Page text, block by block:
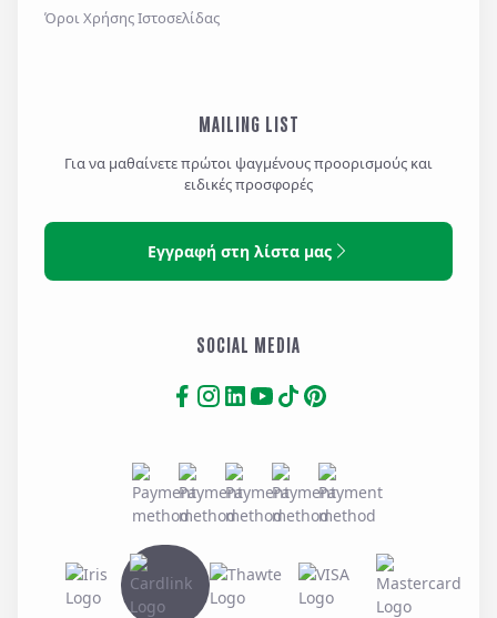
Όροι Χρήσης Ιστοσελίδας
MAILING LIST
Για να μαθαίνετε πρώτοι ψαγμένους προορισμούς και
ειδικές προσφορές
Εγγραφή στη λίστα μας
SOCIAL MEDIA